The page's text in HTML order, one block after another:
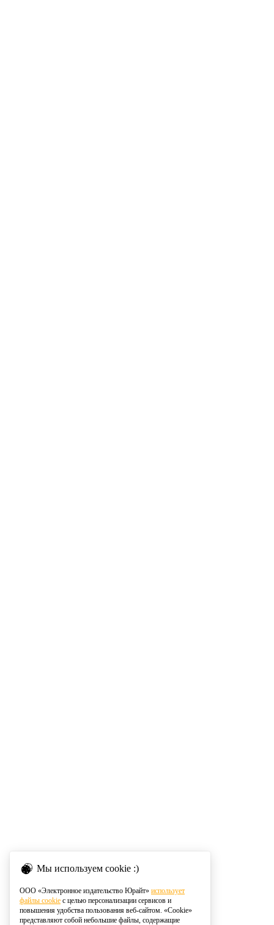
Мы используем cookie :)
ООО «Электронное издательство Юрайт» использует
файлы cookie с целью персонализации сервисов и
повышения удобства пользования веб-сайтом. «Cookie»
представляют собой небольшие файлы, содержащие